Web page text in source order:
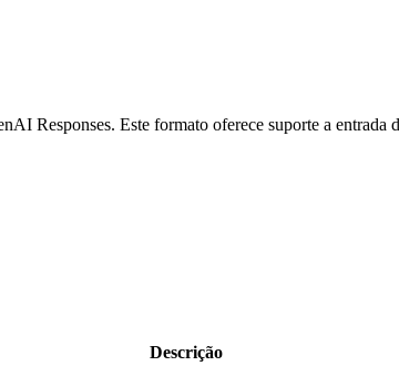
Responses. Este formato oferece suporte a entrada
Descrição